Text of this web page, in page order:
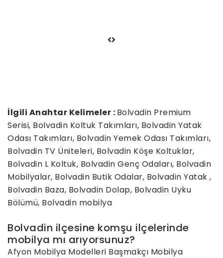
İlgili Anahtar Kelimeler : Bolvadin Premium
Serisi, Bolvadin Koltuk Takımları, Bolvadin Yatak
Odası Takımları, Bolvadin Yemek Odası Takımları,
Bolvadin TV Üniteleri, Bolvadin Köşe Koltuklar,
Bolvadin L Koltuk, Bolvadin Genç Odaları, Bolvadin
Mobilyalar, Bolvadin Butik Odalar, Bolvadin Yatak ,
Bolvadin Baza, Bolvadin Dolap, Bolvadin Uyku
Bölümü, Bolvadin mobilya
Bolvadin ilçesine komşu ilçelerinde
mobilya mı arıyorsunuz?
Afyon Mobilya Modelleri Başmakçı Mobilya